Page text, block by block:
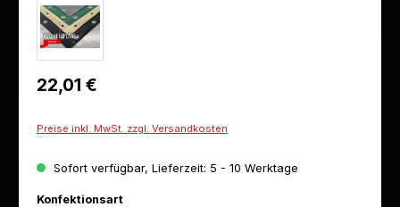
Regulärer Preis:
22,01 €
Preise inkl. MwSt. zzgl. Versandkosten
Sofort verfügbar, Lieferzeit: 5 - 10 Werktage
Konfektionsartauswählen